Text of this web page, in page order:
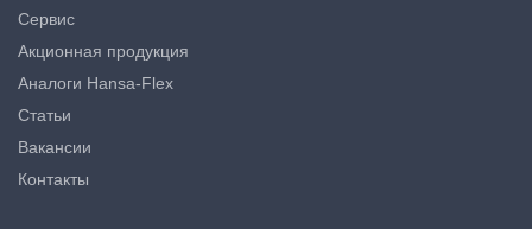
Сервис
Акционная продукция
Аналоги Hansa-Flex
Статьи
Вакансии
Контакты